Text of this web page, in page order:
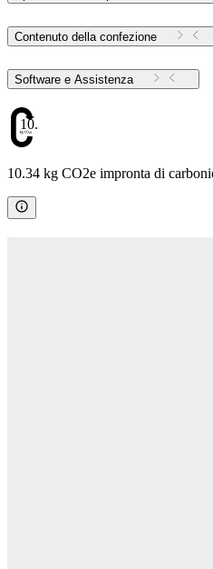
Contenuto della confezione
Software e Assistenza
10.34
10.34 kg CO2e impronta di